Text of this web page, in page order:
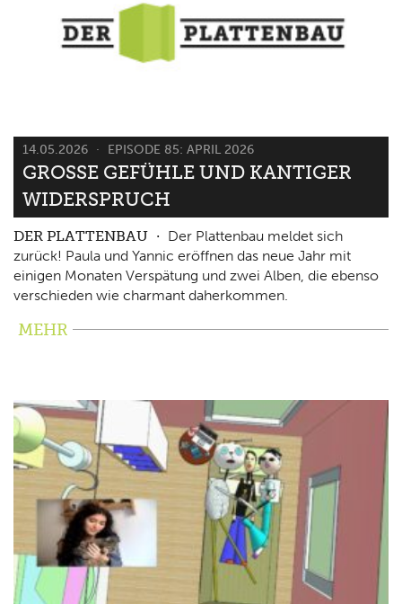
14.05.2026 EPISODE 85: APRIL 2026
GROSSE GEFÜHLE UND KANTIGER W
IDERSPRUCH
DER PLATTENBAU
Der Plattenbau meldet sich
zurück! Paula und Yannic eröffnen das neue Jahr mit
einigen Monaten Verspätung und zwei Alben, die ebenso
verschieden wie charmant daherkommen.
MEHR